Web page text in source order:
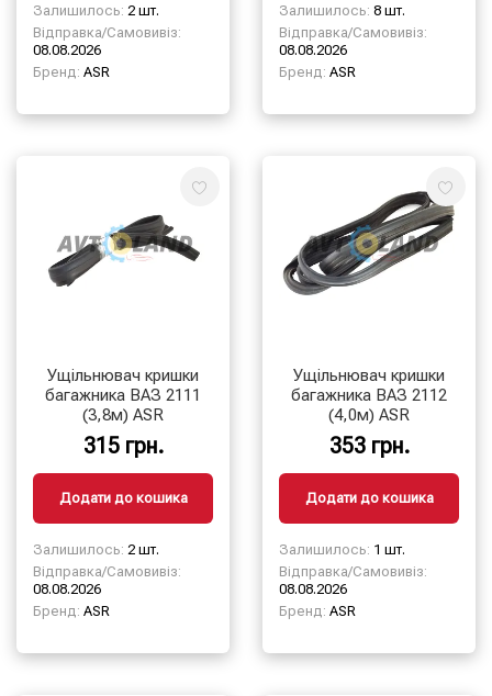
Залишилось: 2 шт.
Відправка/Самовивіз:
08.08.2026
Бренд: ASR
Залишилось: 8 шт.
Відправка/Самовивіз:
08.08.2026
Бренд: ASR
Ущільнювач кришки
багажника ВАЗ 2111
(3,8м) ASR
315 грн.
Додати до кошика
Залишилось: 2 шт.
Відправка/Самовивіз:
08.08.2026
Бренд: ASR
Ущільнювач кришки
багажника ВАЗ 2112
(4,0м) ASR
353 грн.
Додати до кошика
Залишилось: 1 шт.
Відправка/Самовивіз:
08.08.2026
Бренд: ASR